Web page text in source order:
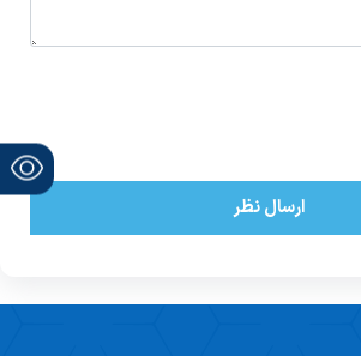
ارسال نظر